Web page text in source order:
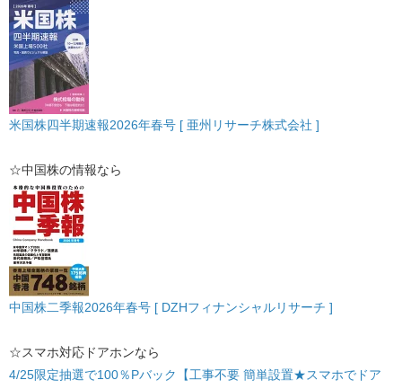
米国株四半期速報2026年春号 [ 亜州リサーチ株式会社 ]
☆中国株の情報なら
中国株二季報2026年春号 [ DZHフィナンシャルリサーチ ]
☆スマホ対応ドアホンなら
4/25限定抽選で100％Pバック【工事不要 簡単設置★スマホでドア